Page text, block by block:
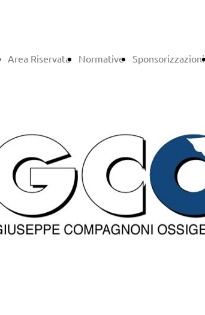
Area Riservata Normative Sponsorizzazioni